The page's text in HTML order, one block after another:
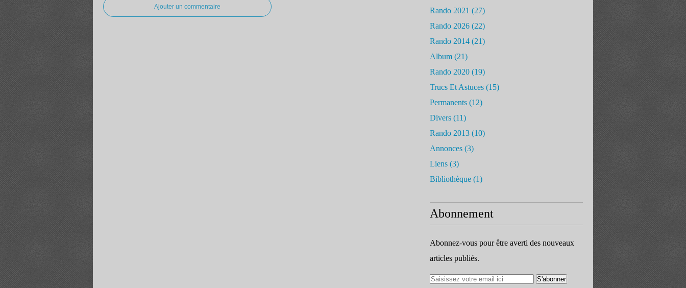
Ajouter un commentaire
Rando 2021 (27)
Rando 2026 (22)
Rando 2014 (21)
Album (21)
Rando 2020 (19)
Trucs Et Astuces (15)
Permanents (12)
Divers (11)
Rando 2013 (10)
Annonces (3)
Liens (3)
Bibliothèque (1)
Abonnement
Abonnez-vous pour être averti des nouveaux
articles publiés.